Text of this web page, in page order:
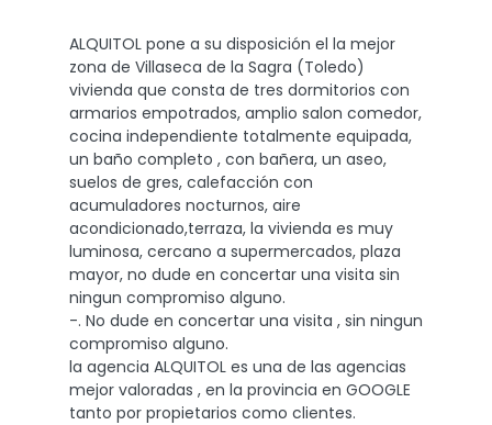
ALQUITOL pone a su disposición el la mejor
zona de Villaseca de la Sagra (Toledo)
vivienda que consta de tres dormitorios con
armarios empotrados, amplio salon comedor,
cocina independiente totalmente equipada,
un baño completo , con bañera, un aseo,
suelos de gres, calefacción con
acumuladores nocturnos, aire
acondicionado,terraza, la vivienda es muy
luminosa, cercano a supermercados, plaza
mayor, no dude en concertar una visita sin
ningun compromiso alguno.
-. No dude en concertar una visita , sin ningun
compromiso alguno.
la agencia ALQUITOL es una de las agencias
mejor valoradas , en la provincia en GOOGLE
tanto por propietarios como clientes.